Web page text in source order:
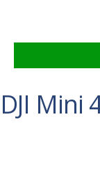
DJI Mini